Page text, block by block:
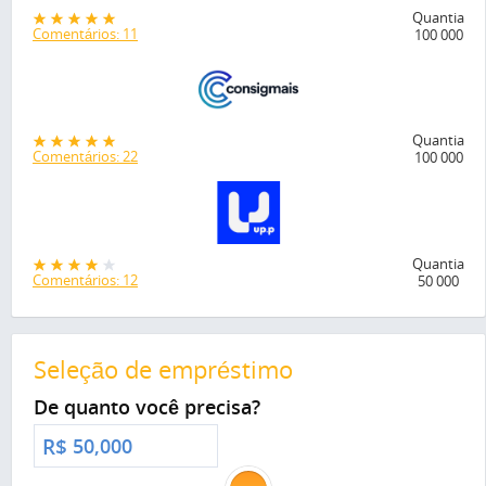
Comentários: 11
Quantia
100 000
Comentários: 22
Quantia
100 000
Comentários: 12
Quantia
50 000
Seleção de empréstimo
De quanto você precisa?
R$